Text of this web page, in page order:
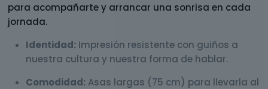
para acompañarte y arrancar una sonrisa en cada
jornada.
Identidad: Impresión resistente con guiños a
nuestra cultura y nuestra forma de hablar.
Comodidad: Asas largas (75 cm) para llevarla al